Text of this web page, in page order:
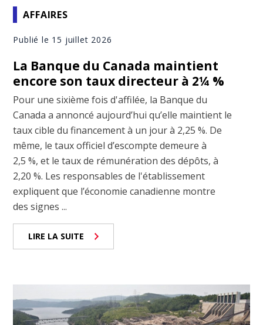
AFFAIRES
Publié le 15 juillet 2026
La Banque du Canada maintient
encore son taux directeur à 2¼ %
Pour une sixième fois d'affilée, la Banque du
Canada a annoncé aujourd’hui qu’elle maintient le
taux cible du financement à un jour à 2,25 %. De
même, le taux officiel d’escompte demeure à
2,5 %, et le taux de rémunération des dépôts, à
2,20 %. Les responsables de l'établissement
expliquent que l’économie canadienne montre
des signes ...
LIRE LA SUITE